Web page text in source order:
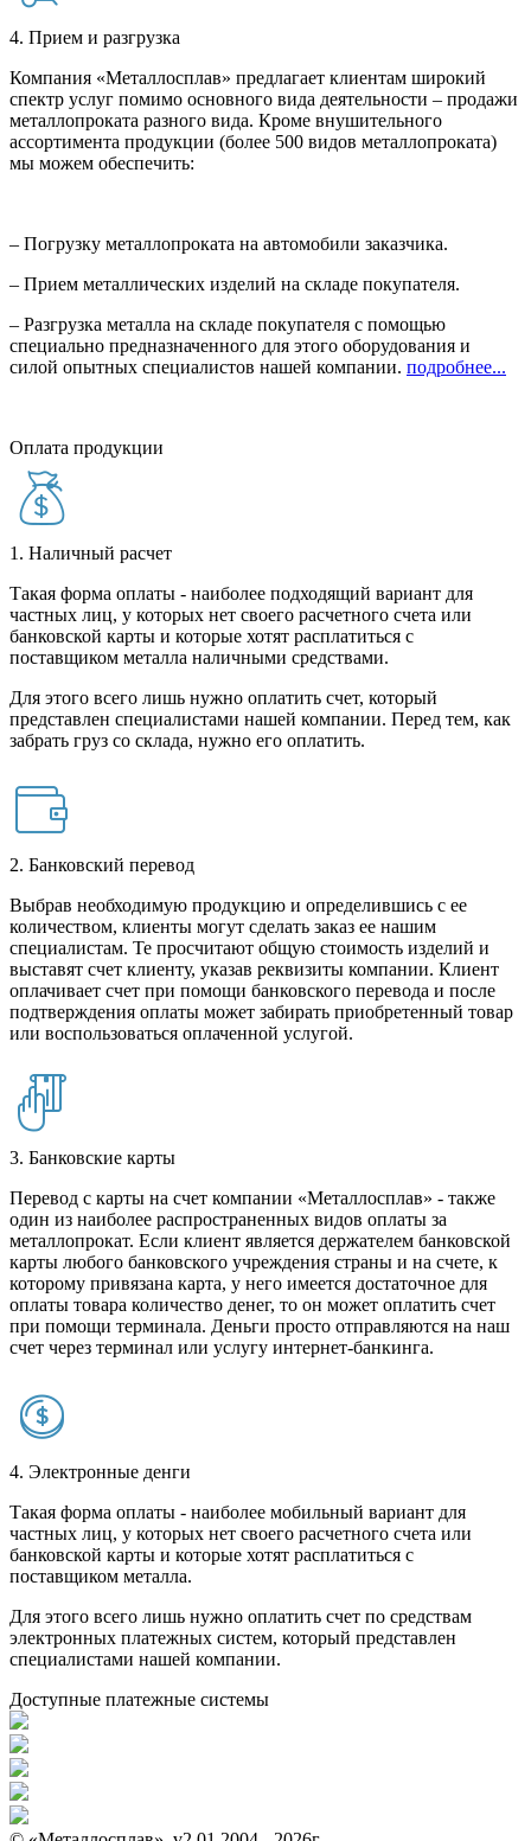
4. Прием и разгрузка
Компания «Металлосплав» предлагает клиентам широкий
спектр услуг помимо основного вида деятельности – продажи
металлопроката разного вида. Кроме внушительного
ассортимента продукции (более 500 видов металлопроката)
мы можем обеспечить:
– Погрузку металлопроката на автомобили заказчика.
– Прием металлических изделий на складе покупателя.
– Разгрузка металла на складе покупателя с помощью
специально предназначенного для этого оборудования и
силой опытных специалистов нашей компании. подробнее...
Оплата продукции
1. Наличный расчет
Такая форма оплаты - наиболее подходящий вариант для
частных лиц, у которых нет своего расчетного счета или
банковской карты и которые хотят расплатиться с
поставщиком металла наличными средствами.
Для этого всего лишь нужно оплатить счет, который
представлен специалистами нашей компании. Перед тем, как
забрать груз со склада, нужно его оплатить.
2. Банковский перевод
Выбрав необходимую продукцию и определившись с ее
количеством, клиенты могут сделать заказ ее нашим
специалистам. Те просчитают общую стоимость изделий и
выставят счет клиенту, указав реквизиты компании. Клиент
оплачивает счет при помощи банковского перевода и после
подтверждения оплаты может забирать приобретенный товар
или воспользоваться оплаченной услугой.
3. Банковские карты
Перевод с карты на счет компании «Металлосплав» - также
один из наиболее распространенных видов оплаты за
металлопрокат. Если клиент является держателем банковской
карты любого банковского учреждения страны и на счете, к
которому привязана карта, у него имеется достаточное для
оплаты товара количество денег, то он может оплатить счет
при помощи терминала. Деньги просто отправляются на наш
счет через терминал или услугу интернет-банкинга.
4. Электронные денги
Такая форма оплаты - наиболее мобильный вариант для
частных лиц, у которых нет своего расчетного счета или
банковской карты и которые хотят расплатиться с
поставщиком металла.
Для этого всего лишь нужно оплатить счет по средствам
электронных платежных систем, который представлен
специалистами нашей компании.
Доступные платежные системы